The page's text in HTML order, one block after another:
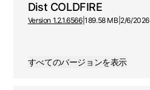
Dist COLDFIRE
Version 1.2.1.6566|189.58 MB 2/6/2026
すべてのバージョンを表示